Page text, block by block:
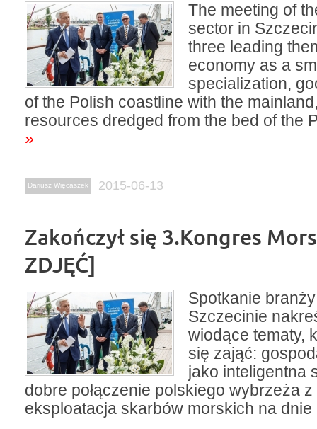
The meeting of
sector in
three leading
economy as a
specialization,
of the Polish coastline with the
resources dredged from the bed of the
»
Dariusz Więcaszek 2015-06-13
Zakończył się 3.Kongres
ZDJĘĆ]
Spotkanie
Szczecinie
wiodące tematy,
się zająć:
jako inteligentna
dobre połączenie polskiego wybrzeża
eksploatacja skarbów morskich na dnie